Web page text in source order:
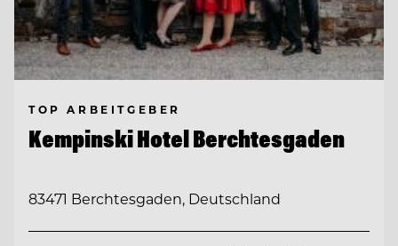
TOP ARBEITGEBER
Kempinski Hotel Berchtesgaden
83471 Berchtesgaden, Deutschland